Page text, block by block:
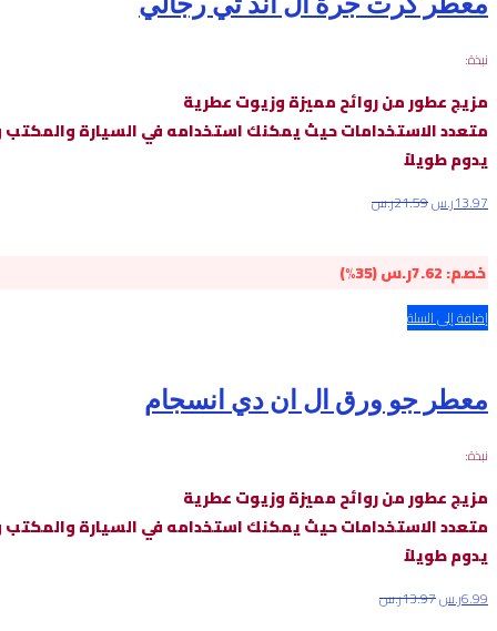
نبذة:
مزيج عطور من روائح مميزة وزيوت عطرية
متعدد الاستخدامات حيث يمكنك استخدامه في السيارة والمكتب
يدوم طويلاً
13.97ر.س21.59ر.س
خصم:7.62ر.س(35%)
إضافة إلى السلة
معطر جو ورق ال ان دي انسجام
نبذة:
مزيج عطور من روائح مميزة وزيوت عطرية
متعدد الاستخدامات حيث يمكنك استخدامه في السيارة والمكتب
يدوم طويلاً
6.99ر.س13.97ر.س